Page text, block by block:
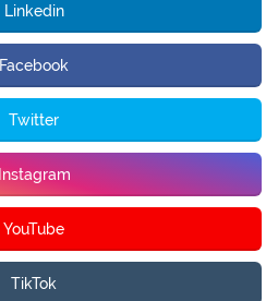
Linkedin
Facebook
Twitter
Instagram
YouTube
TikTok